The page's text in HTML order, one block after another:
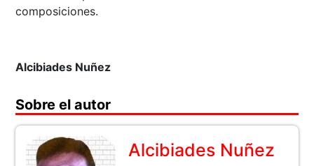
composiciones.
Alcibiades Nuñez
Sobre el autor
Alcibiades Nuñez